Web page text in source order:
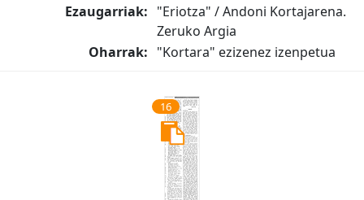
Ezaugarriak: "Eriotza" / Andoni Kortajarena.
Zeruko Argia
Oharrak: "Kortara" ezizenez izenpetua
16